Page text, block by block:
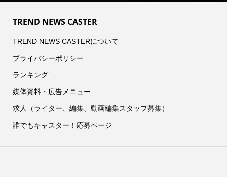
TREND NEWS CASTER
TREND NEWS CASTERについて
プライバシーポリシー
ランキング
媒体資料・広告メニュー
求人（ライター、編集、動画編集スタッフ募集）
誰でもキャスター！応募ページ